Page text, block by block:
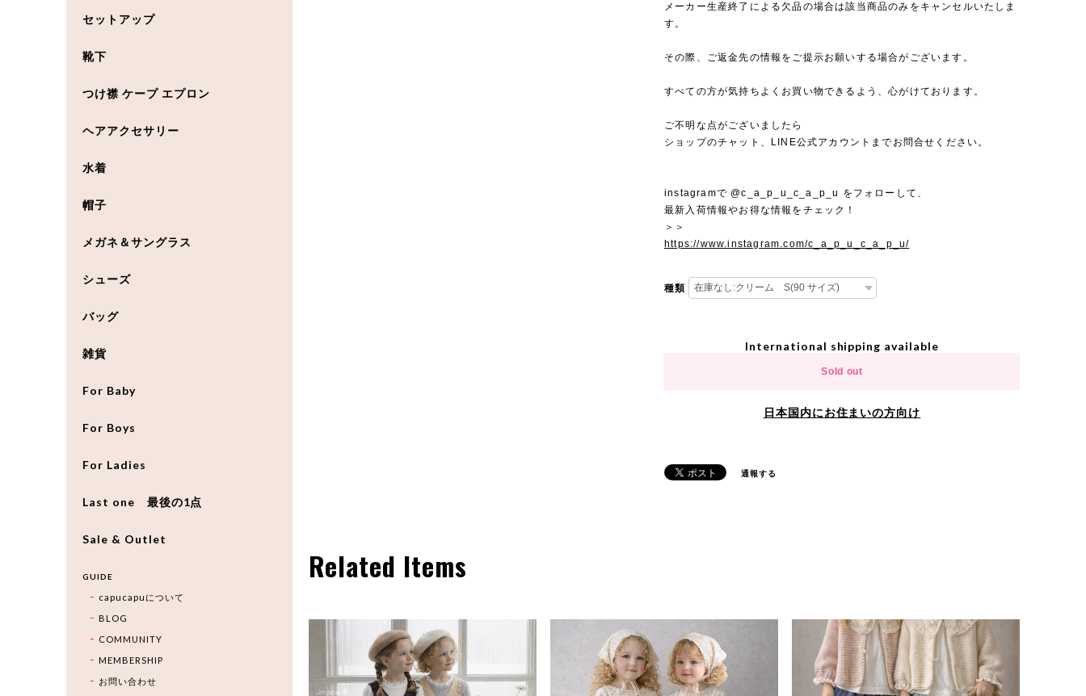
メーカー生産終了による欠品の場合は該当商品のみをキャンセルいたしま
す。
その際、ご返金先の情報をご提示お願いする場合がございます。
すべての方が気持ちよくお買い物できるよう、心がけております。
ご不明な点がございましたら
ショップのチャット、LINE公式アカウントまでお問合せください。
instagramで @c_a_p_u_c_a_p_u をフォローして、
最新入荷情報やお得な情報をチェック！
＞＞
https://www.instagram.com/c_a_p_u_c_a_p_u/
種類
International shipping available
Sold out
日本国内にお住まいの方向け
通報する
Related Items
セットアップ
靴下
つけ襟 ケープ エプロン
ヘアアクセサリー
水着
帽子
メガネ＆サングラス
シューズ
バッグ
雑貨
For Baby
For Boys
For Ladies
Last one 最後の1点
Sale & Outlet
GUIDE
capucapuについて
BLOG
COMMUNITY
MEMBERSHIP
お問い合わせ